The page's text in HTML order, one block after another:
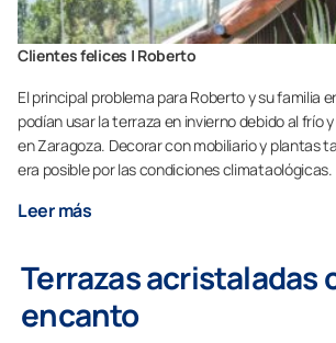
Clientes felices | Roberto
El principal problema para Roberto y su familia
podían usar la terraza en invierno debido al frío
en Zaragoza. Decorar con mobiliario y plantas
era posible por las condiciones climataológicas.
Leer más
Terrazas acristaladas
encanto